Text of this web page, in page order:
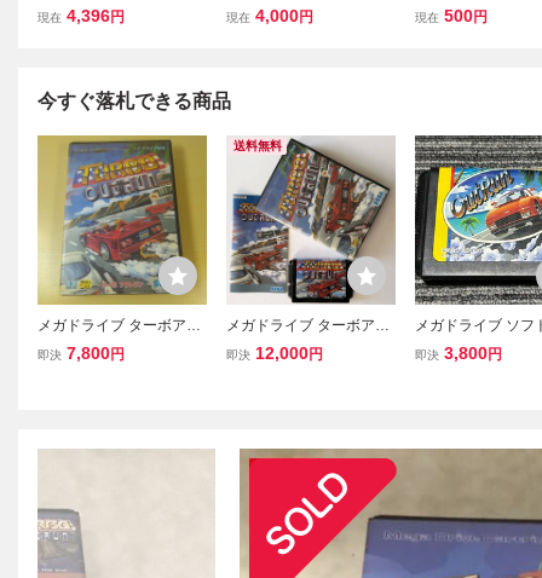
ソフト ターボアウトラン
現在 4,396円
ームソフト ターボアウ
現在 4,000円
ィ F1 CIRCUS MD
現在 500円
今すぐ落札できる商品
メガドライブ ターボアウ
トラン SEGA TURBO Out
即決 7,800円
送料無料
メガドライブ ターボアウ
トラン Mega Drive MD
即決 12,000円
メガドライブ ソフ
トラン カセット
即決 3,800円